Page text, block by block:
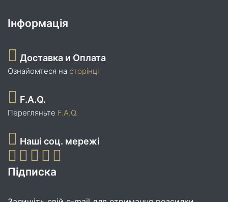
Інформація
Доставка и Оплата
Ознайомтеся на сторінці
F.A.Q.
Перегляньте F.A.Q.
Наші соц. мережі
Підписка